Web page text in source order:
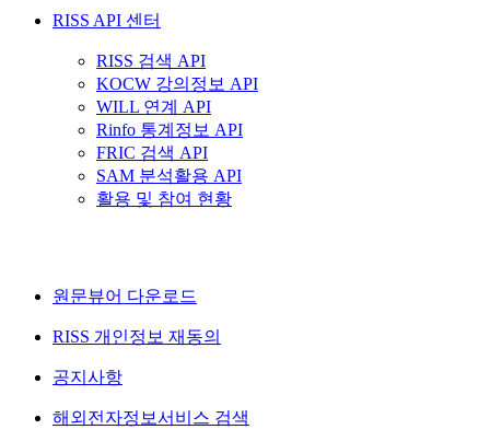
RISS API 센터
RISS 검색 API
KOCW 강의정보 API
WILL 연계 API
Rinfo 통계정보 API
FRIC 검색 API
SAM 분석활용 API
활용 및 참여 현황
원문뷰어 다운로드
RISS 개인정보 재동의
공지사항
해외전자정보서비스 검색